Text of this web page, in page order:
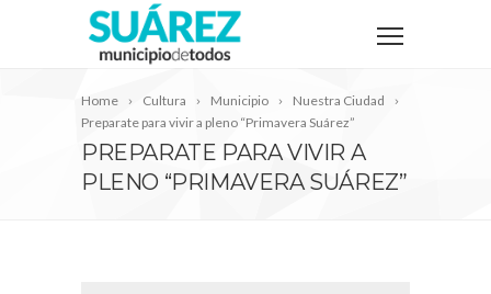
Home Cultura Municipio
Nuestra Ciudad
Preparate para vivir a pleno “Primavera Suárez”
PREPARATE PARA VIVIR A
PLENO “PRIMAVERA SUÁREZ”